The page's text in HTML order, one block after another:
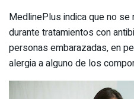
MedlinePlus indica que no
durante tratamientos con
personas embarazadas, en
alergia a alguno de los